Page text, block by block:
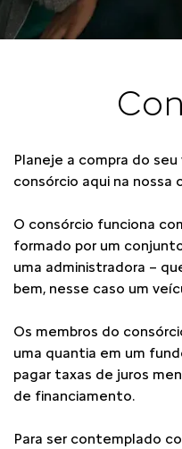
Planeje a compra do
consórcio aqui na nossa
O consórcio funciona
formado por um
uma administradora –
bem, nesse caso um
Os membros do
uma quantia em um
pagar taxas de juros
de financiamento.
Para ser contemplado